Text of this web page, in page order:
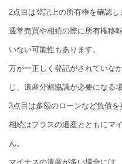
2点目は登記上の所有権を確認し
通常売買や相続の際に所有権移
いない可能性もあります。
万が一正しく登記がされていな
じ、遺産分割協議が必要になる
3点目は多額のローンなど負債を
相続はプラスの遺産とともにマ
ん。
マイナスの遺産が多い場合には